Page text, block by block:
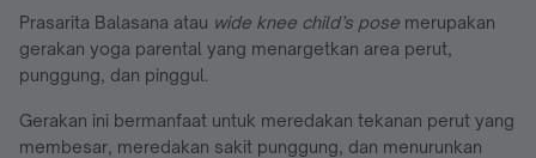
Prasarita Balasana atau wide knee child’s pose merupakan
gerakan yoga parental yang menargetkan area perut,
punggung, dan pinggul.
Gerakan ini bermanfaat untuk meredakan tekanan perut yang
membesar, meredakan sakit punggung, dan menurunkan